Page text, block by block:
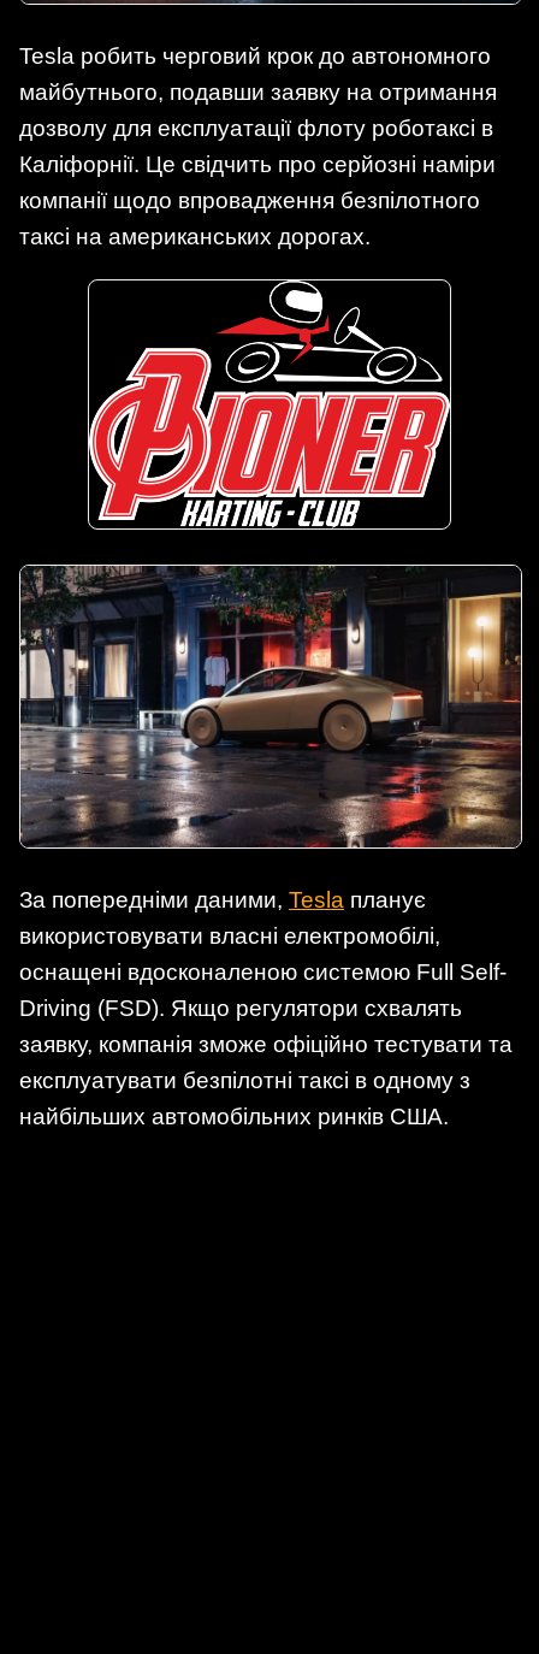
Tesla робить черговий крок до автономного
майбутнього, подавши заявку на отримання
дозволу для експлуатації флоту роботаксі в
Каліфорнії. Це свідчить про серйозні наміри
компанії щодо впровадження безпілотного
таксі на американських дорогах.
За попередніми даними, Tesla планує
використовувати власні електромобілі,
оснащені вдосконаленою системою Full Self-
Driving (FSD). Якщо регулятори схвалять
заявку, компанія зможе офіційно тестувати та
експлуатувати безпілотні таксі в одному з
найбільших автомобільних ринків США.